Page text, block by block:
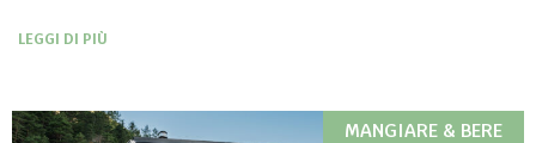
LEGGI DI PIÙ
MANGIARE & BERE